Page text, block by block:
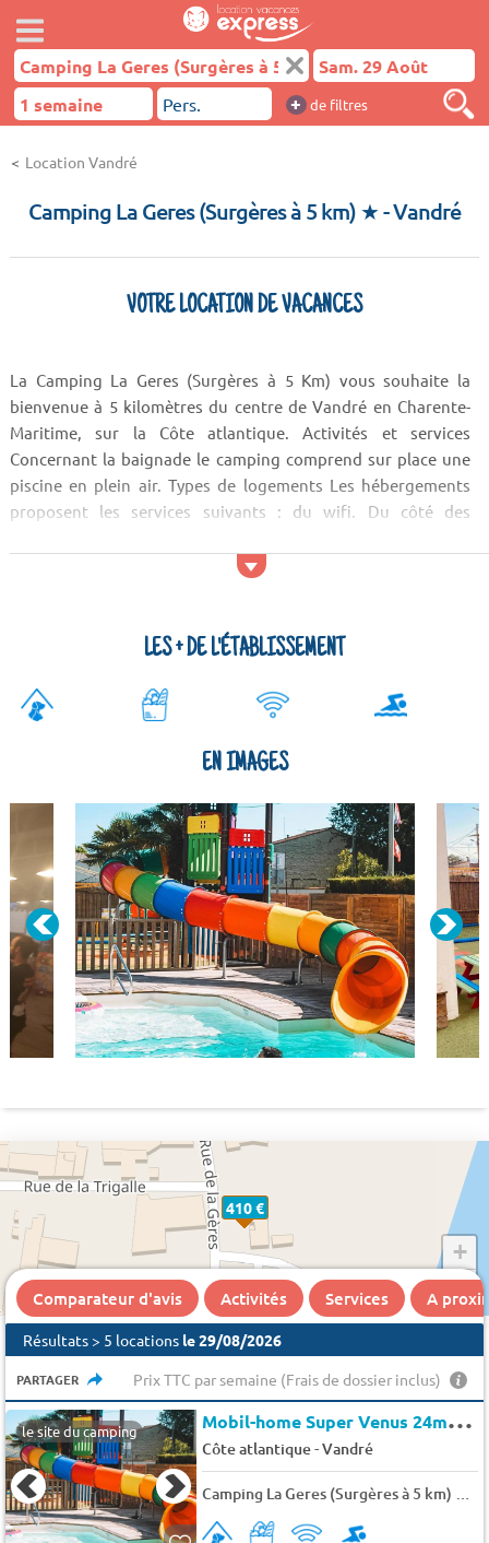
+ de filtres
Location Vandré
Camping La Geres (Surgères à 5 km) ★- Vandré
VOTRE LOCATION DE VACANCES
La Camping La Geres (Surgères à 5 Km) vous souhaite la
bienvenue à 5 kilomètres du centre de Vandré en Charente-
Maritime, sur la Côte atlantique. Activités et services
Concernant la baignade le camping comprend sur place une
piscine en plein air. Types de logements Les hébergements
proposent les services suivants : du wifi. Du côté des
LES + DE L'ÉTABLISSEMENT
EN IMAGES
410 €
+
−
Comparateur d'avis Activités Services A
Résultats > 5 locations le 29/08/2026
PARTAGER Prix TTC par semaine (Frais de dossier inclus)
le site du camping M
obil-home Super Venus 24m² 4 pers.
Côte atlantique-Vandré